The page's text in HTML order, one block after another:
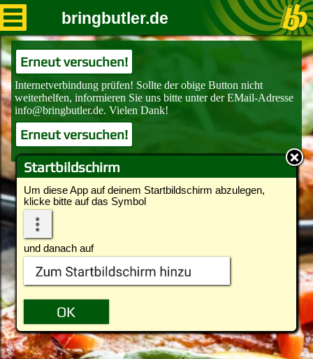
Startbildschirm
Um diese App auf deinem Startbildschirm abzulegen,
klicke bitte auf das Symbol
und danach auf
bringbutler.de
Erneut versuchen!
Erneut versuchen!